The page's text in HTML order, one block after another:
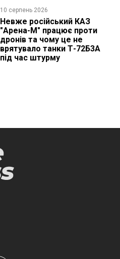
10 серпень 2026
Невже російський КАЗ
"Арена-М" працює проти
дронів та чому це не
врятувало танки Т-72Б3А
під час штурму